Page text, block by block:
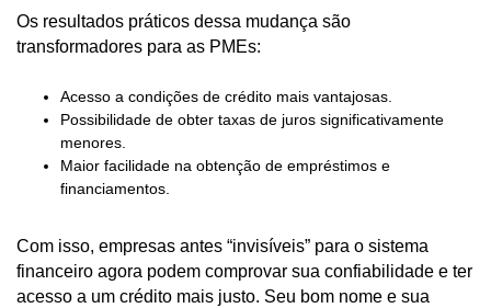
Os resultados práticos dessa mudança são
transformadores para as PMEs:
Acesso a condições de crédito mais vantajosas.
Possibilidade de obter taxas de juros significativamente
menores.
Maior facilidade na obtenção de empréstimos e
financiamentos.
Com isso, empresas antes “invisíveis” para o sistema
financeiro agora podem comprovar sua confiabilidade e ter
acesso a um crédito mais justo. Seu bom nome e sua